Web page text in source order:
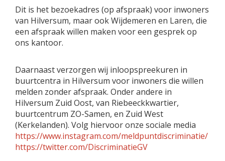
Dit is het bezoekadres (op afspraak) voor inwoners
van Hilversum, maar ook Wijdemeren en Laren, die
een afspraak willen maken voor een gesprek op
ons kantoor.
Daarnaast verzorgen wij inloopspreekuren in
buurtcentra in Hilversum voor inwoners die willen
melden zonder afspraak. Onder andere in
Hilversum Zuid Oost, van Riebeeckkwartier,
buurtcentrum ZO-Samen, en Zuid West
(Kerkelanden). Volg hiervoor onze sociale media
https://www.instagram.com/meldpuntdiscriminatie/
https://twitter.com/DiscriminatieGV